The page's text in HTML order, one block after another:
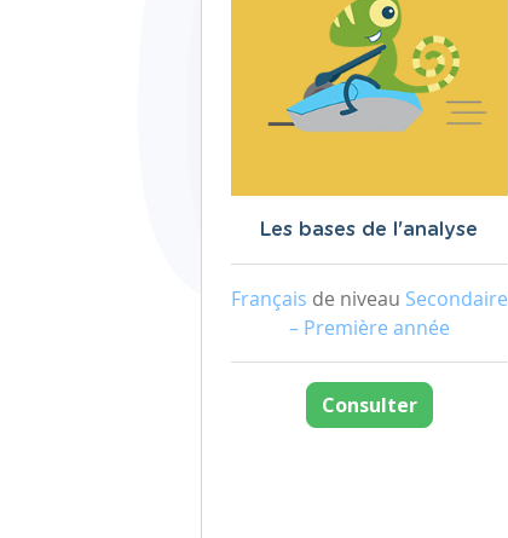
Les bases de l'analyse
Français de niveau Secondaire
– Première année
Consulter